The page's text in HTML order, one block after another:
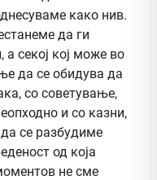
како нив.
да ги
секој кој може во
да се обидува да
со советување,
и со казни,
се разбудиме
од која
не сме